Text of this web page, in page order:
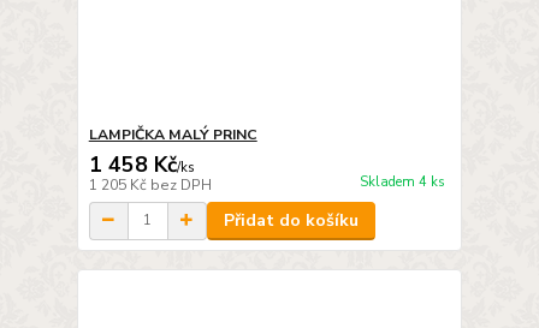
LAMPIČKA MALÝ PRINC
1 458 Kč/ks
1 205 Kč bez DPH Skladem 4 ks
Přidat do košíku